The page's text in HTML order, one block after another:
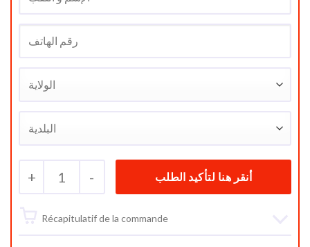
+ 1 -
Récapitulatif de la commande